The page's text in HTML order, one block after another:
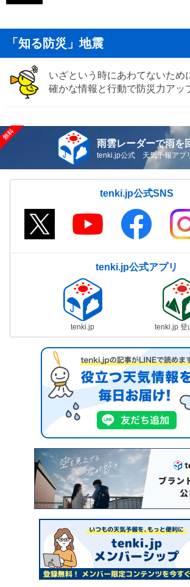
「知る防災」地震
いざという時にあわてないため
確かな情報と行動で防災力アッ
雨雲レーダーで雨を
tenki.jp公式 天気予報アプ
tenki.jp公式SNS
tenki.jp公式アプリ
tenki.jp tenki.jp 登